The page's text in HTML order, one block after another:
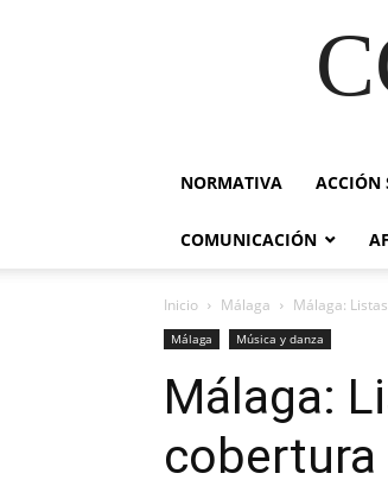
NORMATIVA ACCIÓN
COMUNICACIÓN
Inicio Málaga Málaga:
Málaga Música y danza
Málaga: